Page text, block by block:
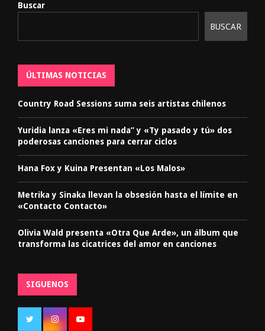
Buscar
BUSCAR
ÚLTIMAS NOTICIAS
Country Road Sessions suma seis artistas chilenos
Yuridia lanza «Eres mi nada” y «Ty pasado y tú» dos
poderosas canciones para cerrar ciclos
Hana Fox y Kuina Presentan «Los Malos»
Metrika y Sinaka llevan la obsesión hasta el límite en
«Contacto Contacto»
Olivia Wald presenta «Otra Que Arde», un álbum que
transforma las cicatrices del amor en canciones
SIGUENOS